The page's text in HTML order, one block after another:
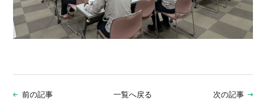
前の記事 一覧へ戻る 次の記事